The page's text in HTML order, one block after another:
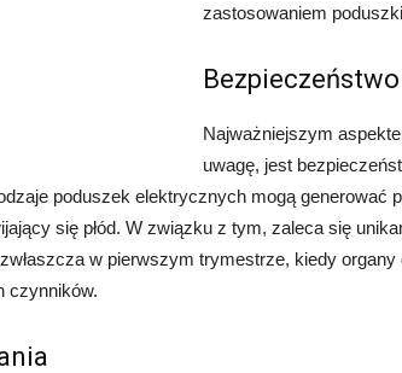
zastosowaniem
Najważniejszym
uwagę, jest
poduszek elektrycznych mogą generować
się płód. W związku z tym, zaleca się
w pierwszym trymestrze, kiedy
czynników.